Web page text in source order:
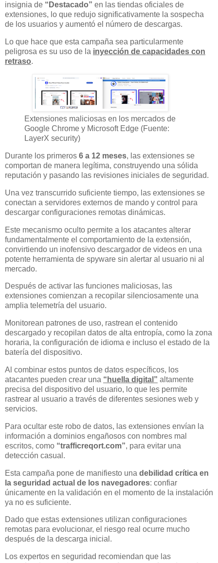
insignia de “Destacado” en las tiendas oficiales de
extensiones, lo que redujo significativamente la sospecha
de los usuarios y aumentó el número de descargas.
Lo que hace que esta campaña sea particularmente
peligrosa es su uso de la inyección de capacidades con
retraso.
Extensiones maliciosas en los mercados de
Google Chrome y Microsoft Edge (Fuente:
LayerX security)
Durante los primeros 6 a 12 meses, las extensiones se
comportan de manera legítima, construyendo una sólida
reputación y pasando las revisiones iniciales de seguridad.
Una vez transcurrido suficiente tiempo, las extensiones se
conectan a servidores externos de mando y control para
descargar configuraciones remotas dinámicas.
Este mecanismo oculto permite a los atacantes alterar
fundamentalmente el comportamiento de la extensión,
convirtiendo un inofensivo descargador de videos en una
potente herramienta de spyware sin alertar al usuario ni al
mercado.
Después de activar las funciones maliciosas, las
extensiones comienzan a recopilar silenciosamente una
amplia telemetría del usuario.
Monitorean patrones de uso, rastrean el contenido
descargado y recopilan datos de alta entropía, como la zona
horaria, la configuración de idioma e incluso el estado de la
batería del dispositivo.
Al combinar estos puntos de datos específicos, los
atacantes pueden crear una “huella digital” altamente
precisa del dispositivo del usuario, lo que les permite
rastrear al usuario a través de diferentes sesiones web y
servicios.
Para ocultar este robo de datos, las extensiones envían la
información a dominios engañosos con nombres mal
escritos, como “trafficreqort.com”, para evitar una
detección casual.
Esta campaña pone de manifiesto una debilidad crítica en
la seguridad actual de los navegadores: confiar
únicamente en la validación en el momento de la instalación
ya no es suficiente.
Dado que estas extensiones utilizan configuraciones
remotas para evolucionar, el riesgo real ocurre mucho
después de la descarga inicial.
Los expertos en seguridad recomiendan que las